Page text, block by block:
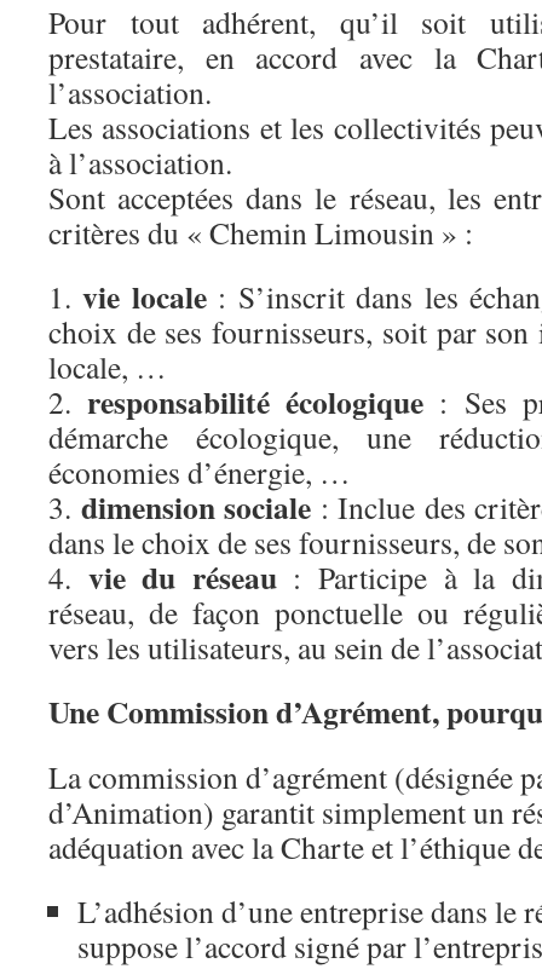
Pour tout adhérent, qu’il soit
prestataire, en accord avec la
l’association.
Les associations et les collectivités
à l’association.
Sont acceptées dans le réseau, les
critères du « Chemin Limousin » :
1.vie locale: S’inscrit dans les
choix de ses fournisseurs, soit par
locale, …
2.responsabilité écologique : Ses
démarche écologique, une
économies d’énergie, …
3. dimension sociale : Inclue des
dans le choix de ses fournisseurs, de
4. vie du réseau: Participe à la
réseau, de façon ponctuelle ou
vers les utilisateurs, au sein de
Une Commission d’Agrément,
La commission d’agrément (désignée
d’Animation) garantit simplement un
adéquation avec la Charte et l’éthique
L’adhésion d’une entreprise dans le
suppose l’accord signé par